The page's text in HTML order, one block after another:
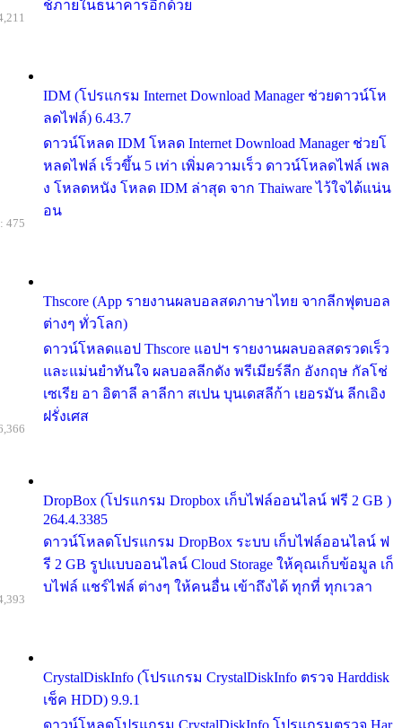
ช้ภายในธนาคารอีกด้วย
IDM (โปรแกรม Internet Download Manager ช่วยดาวน์โห
ลดไฟล์) 6.43.7
ดาวน์โหลด IDM โหลด Internet Download Manager ช่วยโ
หลดไฟล์ เร็วขึ้น 5 เท่า เพิ่มความเร็ว ดาวน์โหลดไฟล์ เพล
ง โหลดหนัง โหลด IDM ล่าสุด จาก Thaiware ไว้ใจได้แน่น
อน
Thscore (App รายงานผลบอลสดภาษาไทย จากลีกฟุตบอล
ต่างๆ ทั่วโลก)
ดาวน์โหลดแอป Thscore แอปฯ รายงานผลบอลสดรวดเร็ว
และแม่นยำทันใจ ผลบอลลีกดัง พรีเมียร์ลีก อังกฤษ กัลโช่
เซเรีย อา อิตาลี ลาลีกา สเปน บุนเดสลีก้า เยอรมัน ลีกเอิง
ฝรั่งเศส
475
DropBox (โปรแกรม Dropbox เก็บไฟล์ออนไลน์ ฟรี 2 GB )
264.4.3385
ดาวน์โหลดโปรแกรม DropBox ระบบ เก็บไฟล์ออนไลน์ ฟ
รี 2 GB รูปแบบออนไลน์ Cloud Storage ให้คุณเก็บข้อมูล เก็
บไฟล์ แชร์ไฟล์ ต่างๆ ให้คนอื่น เข้าถึงได้ ทุกที่ ทุกเวลา
CrystalDiskInfo (โปรแกรม CrystalDiskInfo ตรวจ Harddisk
เช็ค HDD) 9.9.1
ดาวน์โหลดโปรแกรม CrystalDiskInfo โปรแกรมตรวจ Har